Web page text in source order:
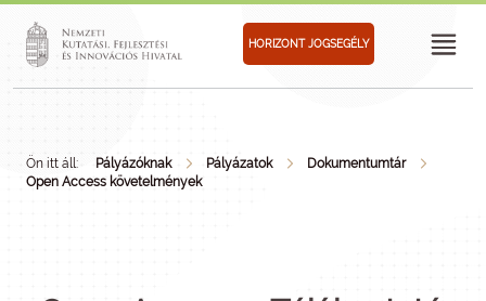
HORIZONT JOGSEGÉLY
Ön itt áll: Pályázóknak Pályázatok
Dokumentumtár
Open Access követelmények